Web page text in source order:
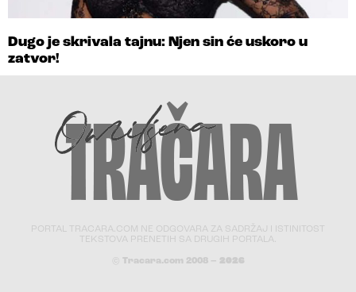
Dugo je skrivala tajnu: Njen sin će uskoro u
zatvor!
PORTAL TRACARA.COM NE ODGOVARA ZA SADRŽAJ I ISTINITOST
TEKSTOVA PRENETIH SA DRUGIH PORTALA.
© Tracara.com 2008 – 2026